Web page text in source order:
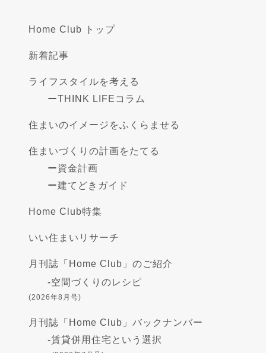
Home Club トップ
新着記事
ライフスタイルを考える
ーTHINK LIFEコラム
住まいのイメージをふくらませる
住まいづくりの計画をたてる
ー資金計画
ー建てどきガイド
Home Club特集
いい住まいリサーチ
月刊誌「Home Club」のご紹介
-空間づくりのレシピ
(2026年8月号)
月刊誌「Home Club」バックナンバー
-賃貸併用住宅という選択